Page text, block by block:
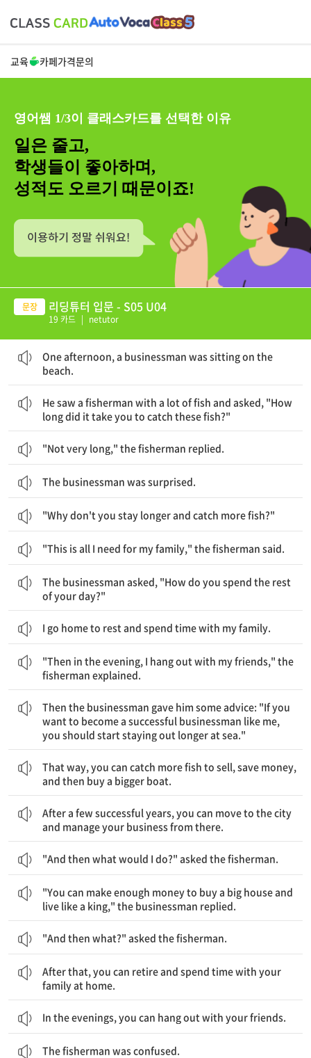
교육 카페가격문의
영어쌤 1/3이 클래스카드를 선택한 이유
일은 줄고,
학생들이 좋아하며,
성적도 오르기 때문이죠!
리딩튜터 입문 - S05 U04
19 카드 | netutor
One afternoon, a businessman was sitting on the
beach.
He saw a fisherman with a lot of fish and asked, "How
long did it take you to catch these fish?"
"Not very long," the fisherman replied.
The businessman was surprised.
"Why don't you stay longer and catch more fish?"
"This is all I need for my family," the fisherman said.
The businessman asked, "How do you spend the rest
of your day?"
I go home to rest and spend time with my family.
"Then in the evening, I hang out with my friends," the
fisherman explained.
Then the businessman gave him some advice: "If you
want to become a successful businessman like me,
you should start staying out longer at sea."
That way, you can catch more fish to sell, save money,
and then buy a bigger boat.
After a few successful years, you can move to the city
and manage your business from there.
"And then what would I do?" asked the fisherman.
"You can make enough money to buy a big house and
live like a king," the businessman replied.
"And then what?" asked the fisherman.
After that, you can retire and spend time with your
family at home.
In the evenings, you can hang out with your friends.
The fisherman was confused.